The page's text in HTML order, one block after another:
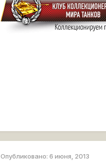
Опубликовано:6 июня, 2013